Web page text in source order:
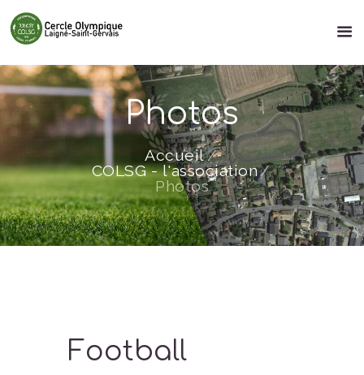
Photos
Accueil
COLSG - l'association
Photos
Football